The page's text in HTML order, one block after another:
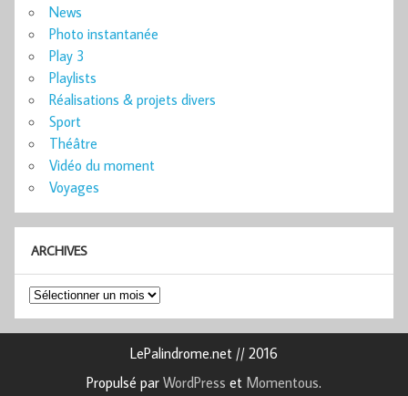
News
Photo instantanée
Play 3
Playlists
Réalisations & projets divers
Sport
Théâtre
Vidéo du moment
Voyages
ARCHIVES
Archives
LePalindrome.net // 2016
Propulsé par WordPress et Momentous.